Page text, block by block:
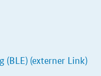
(BLE) (externer Link)